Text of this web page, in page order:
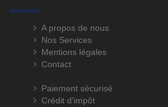
A propos de nous
Nos Services
Mentions légales
Contact
Paiement sécurisé
Crédit d'impôt